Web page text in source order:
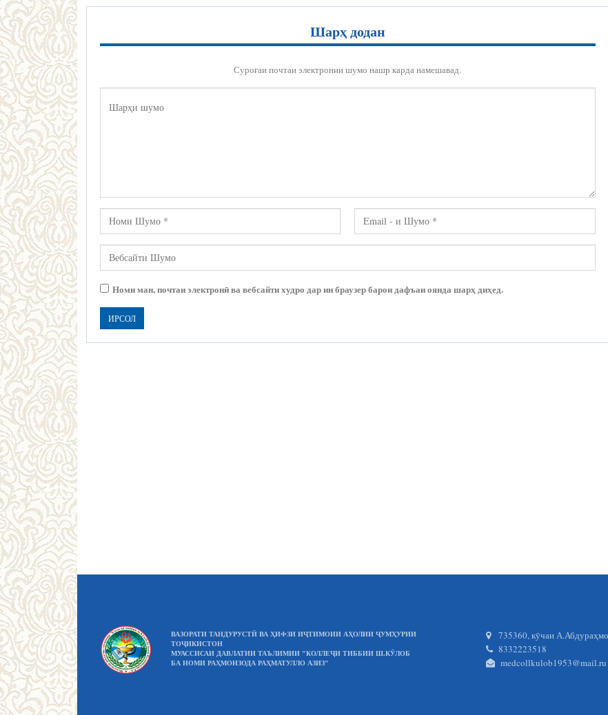
Шарҳ додан
Суроғаи почтаи электронии шумо нашр карда намешавад.
Номи ман, почтаи электронӣ ва вебсайти худро дар ин браузер барои дафъаи оянда шарҳ диҳед.
ВАЗОРАТИ ТАНДУРУСТӢ ВА ҲИФЗИ ИҶТИМОИИ АҲОЛИИ ҶУМҲУРИИ
ТОҶИКИСТОН
МУАССИСАИ ДАВЛАТИИ ТАЪЛИМИИ "КОЛЛЕҶИ ТИББИИ Ш.КӮЛОБ
БА НОМИ РАҲМОНЗОДА РАҲМАТУЛЛО АЗИЗ"
735360, кӯчаи
8332223518
medcollkulob1953@mail.ru